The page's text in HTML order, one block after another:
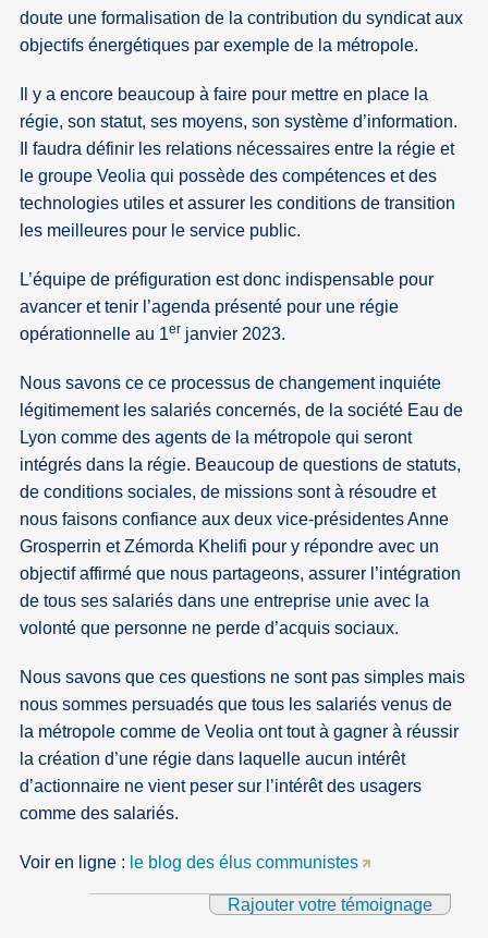
doute une formalisation de la contribution du syndicat aux
objectifs énergétiques par exemple de la métropole.
Il y a encore beaucoup à faire pour mettre en place la
régie, son statut, ses moyens, son système d’information.
Il faudra définir les relations nécessaires entre la régie et
le groupe Veolia qui possède des compétences et des
technologies utiles et assurer les conditions de transition
les meilleures pour le service public.
L’équipe de préfiguration est donc indispensable pour
avancer et tenir l’agenda présenté pour une régie
opérationnelle au 1er janvier 2023.
Nous savons ce ce processus de changement inquiéte
légitimement les salariés concernés, de la société Eau de
Lyon comme des agents de la métropole qui seront
intégrés dans la régie. Beaucoup de questions de statuts,
de conditions sociales, de missions sont à résoudre et
nous faisons confiance aux deux vice-présidentes Anne
Grosperrin et Zémorda Khelifi pour y répondre avec un
objectif affirmé que nous partageons, assurer l’intégration
de tous ses salariés dans une entreprise unie avec la
volonté que personne ne perde d’acquis sociaux.
Nous savons que ces questions ne sont pas simples mais
nous sommes persuadés que tous les salariés venus de
la métropole comme de Veolia ont tout à gagner à réussir
la création d’une régie dans laquelle aucun intérêt
d’actionnaire ne vient peser sur l’intérêt des usagers
comme des salariés.
Voir en ligne : le blog des élus communistes
Rajouter votre témoignage